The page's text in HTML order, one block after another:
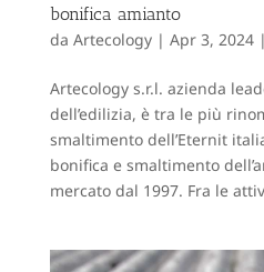
bonifica amianto
da Artecology| Apr 3, 2024|
Artecology s.r.l. azienda
dell’edilizia, è tra le più
smaltimento dell’Eternit
bonifica e smaltimento
mercato dal 1997. Fra le